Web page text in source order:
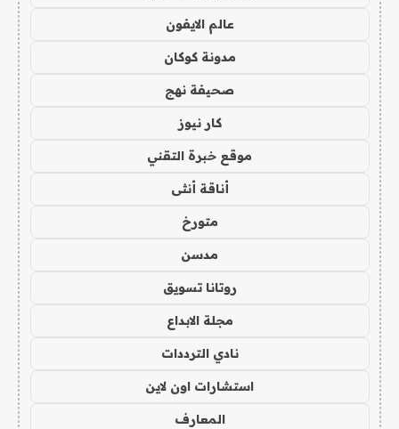
عالم الايفون
مدونة كوكان
صحيفة نهج
كار نيوز
موقع خبرة التقني
أناقة أنثى
متورخ
مدسن
روتانا تسويق
مجلة الابداع
نادي الترددات
استشارات اون لاين
المعارف